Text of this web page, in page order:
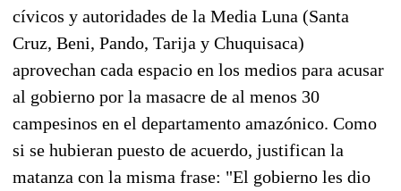
cívicos y autoridades de la Media Luna (Santa
Cruz, Beni, Pando, Tarija y Chuquisaca)
aprovechan cada espacio en los medios para acusar
al gobierno por la masacre de al menos 30
campesinos en el departamento amazónico. Como
si se hubieran puesto de acuerdo, justifican la
matanza con la misma frase: "El gobierno les dio